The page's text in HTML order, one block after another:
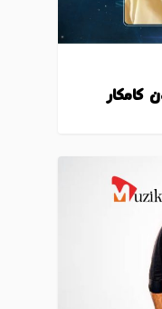
کامکار